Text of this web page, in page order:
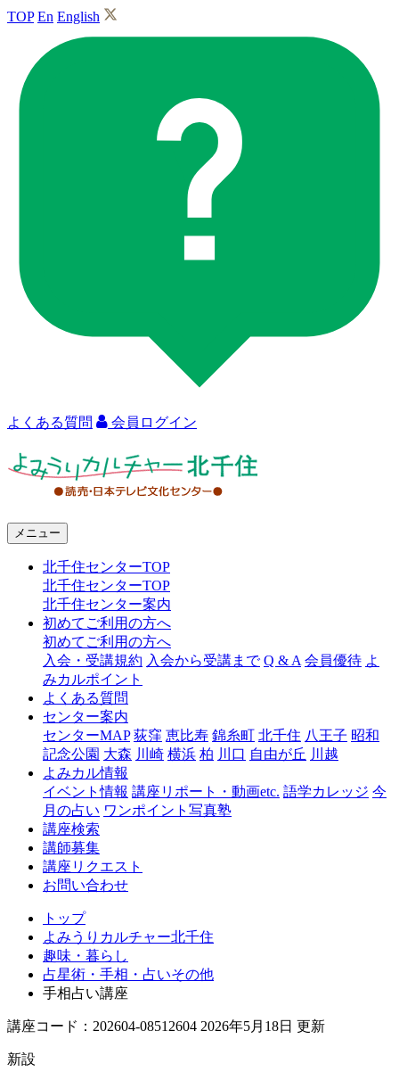
TOP En English
よくある質問 会員ログイン
ャ
千
メニュー
北千住センターTOP
北千住センターTOP
北千住センター案内
初めてご利用の方へ
初めてご利用の方へ
入会・受講規約 入会から受講まで Q & A 会員優待 よ
みカルポイント
よくある質問
センター案内
センターMAP 荻窪 恵比寿 錦糸町 北千住 八王子 昭和
記念公園 大森 川崎 横浜 柏 川口 自由が丘 川越
よみカル情報
イベント情報 講座リポート・動画etc. 語学カレッジ 今
月の占い ワンポイント写真塾
講座検索
講師募集
講座リクエスト
お問い合わせ
トップ
よみうりカルチャー北千住
趣味・暮らし
占星術・手相・占いその他
手相占い講座
講座コード：202604-08512604 2026年5月18日 更新
新設